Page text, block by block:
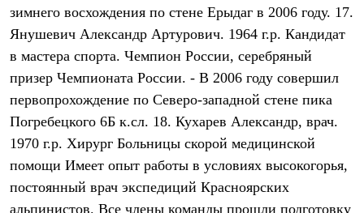
зимнего восхождения по стене Ерыдаг в 2006 году. 17.
Янушевич Александр Артурович. 1964 г.р. Кандидат
в мастера спорта. Чемпион России, серебряный
призер Чемпионата России. - В 2006 году совершил
первопрохождение по Северо-западной стене пика
Погребецкого 6Б к.сл. 18. Кухарев Александр, врач.
1970 г.р. Хирург Больницы скорой медицинской
помощи Имеет опыт работы в условиях высокогорья,
постоянный врач экспедиций Красноярских
альпинистов. Все члены команды прошли подготовку